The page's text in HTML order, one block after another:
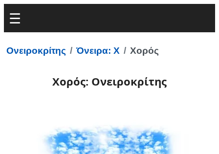
Ονειροκρίτης Όνειρα: Χ Χορός
Χορός: Ονειροκρίτης